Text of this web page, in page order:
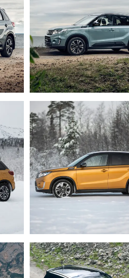
JIMNY
РАССЧИТАТЬ ТО